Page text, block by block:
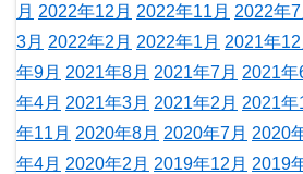
月 2022年12月 2022年11月 2022年7
3月 2022年2月 2022年1月 2021年12
年9月 2021年8月 2021年7月 2021年
年4月 2021年3月 2021年2月 2021年
年11月 2020年8月 2020年7月 2020
年4月 2020年2月 2019年12月 2019